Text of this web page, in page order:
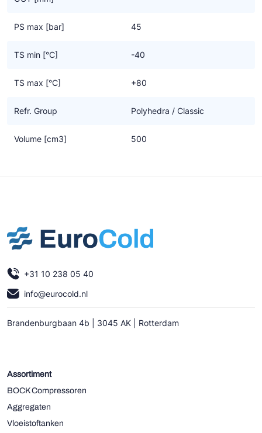
PS max [bar] 45
TS min [°C] -40
TS max [°C] +80
Refr. Group Polyhedra / Classic
Volume [cm3] 500
+31 10 238 05 40
info@eurocold.nl
Brandenburgbaan 4b | 3045 AK | Rotterdam
Assortiment
BOCK Compressoren
Aggregaten
Vloeistoftanken